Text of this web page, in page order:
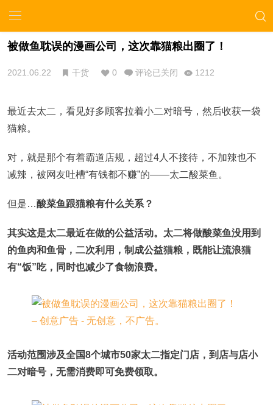
被做鱼耽误的漫画公司，这次靠猫粮出圈了！
2021.06.22 干货 0 评论已关闭 1212
最近去太二，看见好多顾客拉着小二对暗号，然后收获一袋
猫粮。
对，就是那个有着霸道店规，超过4人不接待，不加辣也不
减辣，被网友吐槽“有钱都不赚”的——太二酸菜鱼。
但是…酸菜鱼跟猫粮有什么关系？
其实这是太二最近在做的公益活动。太二将做酸菜鱼没用到
的鱼肉和鱼骨，二次利用，制成公益猫粮，既能让流浪猫
有“饭”吃，同时也减少了食物浪费。
活动范围涉及全国8个城市50家太二指定门店，到店与店小
二对暗号，无需消费即可免费领取。